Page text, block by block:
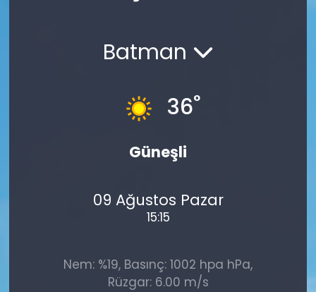
Batman
36°
Güneşli
09 Ağustos Pazar
15:15
Nem: %19, Basınç: 1002 hpa hPa,
Rüzgar: 6.00 m/s